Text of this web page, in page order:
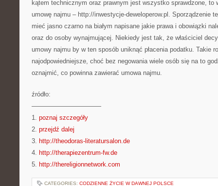
kątem technicznym oraz prawnym jest wszystko sprawdzone, to
umowę najmu – http://inwestycje-deweloperow.pl. Sporządzenie
mieć jasno czarno na białym napisane jakie prawa i obowiązki
oraz do osoby wynajmującej. Niekiedy jest tak, że właściciel
umowy najmu by w ten sposób uniknąć płacenia podatku. Takie
najodpowiedniejsze, choć bez negowania wiele osób się na to
oznajmić, co powinna zawierać umowa najmu.
źródło:
———————————
1. poznaj szczegóły
2. przejdź dalej
3. http://theodoras-literatursalon.de
4. http://therapiezentrum-fw.de
5. http://thereligionnetwork.com
CATEGORIES: CODZIENNE ŻYCIE W DAWNEJ POLSCE